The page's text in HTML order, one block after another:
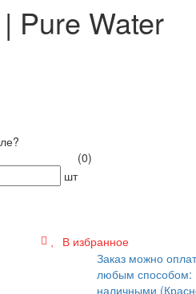
Pure Water
(0)
шт
В избранное
Заказ можно
любым способом:
наличными